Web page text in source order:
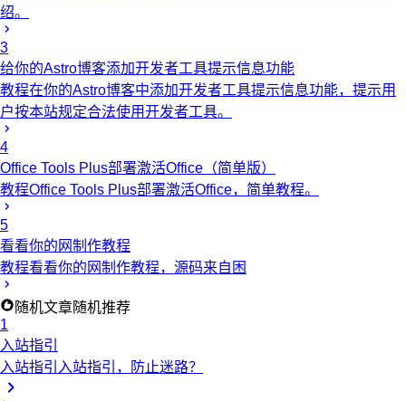
绍。
3
给你的Astro博客添加开发者工具提示信息功能
教程在你的Astro博客中添加开发者工具提示信息功能，提示用
户按本站规定合法使用开发者工具。
4
Office Tools Plus部署激活Office（简单版）
教程Office Tools Plus部署激活Office，简单教程。
5
看看你的网制作教程
教程看看你的网制作教程，源码来自困
随机文章随机推荐
1
入站指引
入站指引 入站指引，防止迷路？